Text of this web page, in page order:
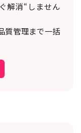
解消“しません
質管理まで一括